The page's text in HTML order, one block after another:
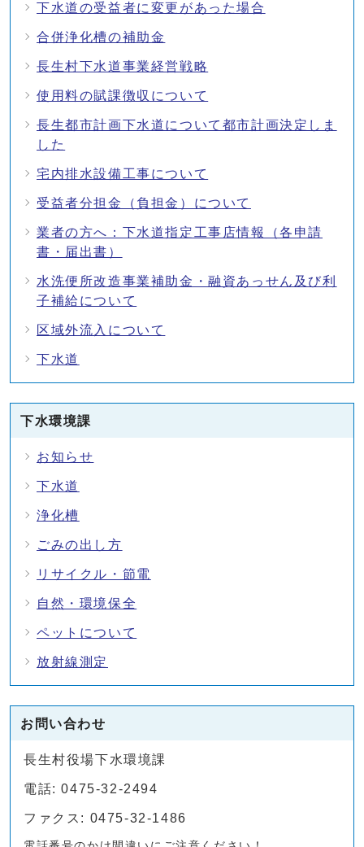
下水道の受益者に変更があった場合
合併浄化槽の補助金
長生村下水道事業経営戦略
使用料の賦課徴収について
長生都市計画下水道について都市計画決定しま
した
宅内排水設備工事について
受益者分担金（負担金）について
業者の方へ：下水道指定工事店情報（各申請
書・届出書）
水洗便所改造事業補助金・融資あっせん及び利
子補給について
区域外流入について
下水道
下水環境課
お知らせ
下水道
浄化槽
ごみの出し方
リサイクル・節電
自然・環境保全
ペットについて
放射線測定
お問い合わせ
長生村役場下水環境課
電話: 0475-32-2494
ファクス: 0475-32-1486